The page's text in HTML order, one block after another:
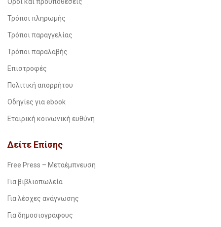
Τρόποι πληρωμής
Τρόποι παραγγελίας
Τρόποι παραλαβής
Επιστροφές
Πολιτική απορρήτου
Οδηγίες για ebook
Εταιρική κοινωνική ευθύνη
Δείτε Επίσης
Free Press – Μεταέμπνευση
Για βιβλιοπωλεία
Για λέσχες ανάγνωσης
Για δημοσιογράφους